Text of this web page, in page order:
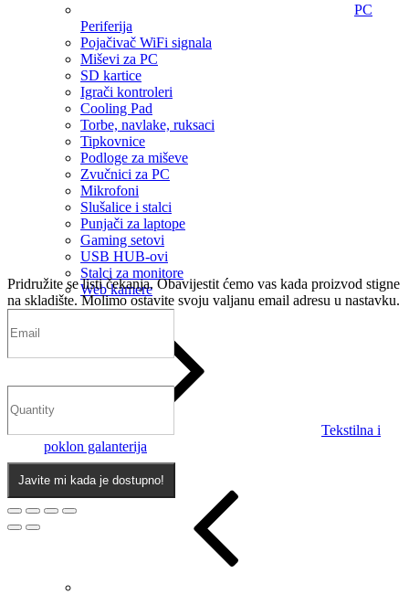
PC
Periferija
Pojačivač WiFi signala
Miševi za PC
SD kartice
Igrači kontroleri
Cooling Pad
Torbe, navlake, ruksaci
Tipkovnice
Podloge za miševe
Zvučnici za PC
Mikrofoni
Slušalice i stalci
Punjači za laptope
Gaming setovi
USB HUB-ovi
Stalci za monitore
Web kamere
Tekstilna i
poklon galanterija
Pridružite se listi čekanja. Obavijestit ćemo vas kada proizvod stigne
na skladište. Molimo ostavite svoju valjanu email adresu u nastavku.
Javite mi kada je dostupno!